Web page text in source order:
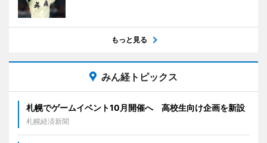
もっと見る
みん経トピックス
札幌でゲームイベント10月開催へ 高校生向け企画を新設
札幌経済新聞